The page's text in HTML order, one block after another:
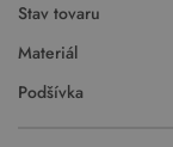
Stav tovaru
Materiál
Podšívka